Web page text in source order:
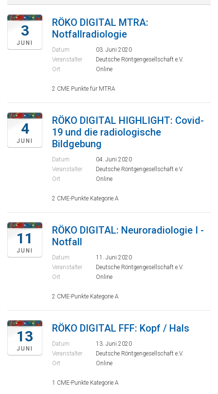
3
JUNI
RÖKO DIGITAL MTRA:
Notfallradiologie
Datum
03. Juni 2020
Veranstalter
Deutsche Röntgengesellschaft e.V.
Ort
Online
2 CME Punkte für MTRA
4
JUNI
RÖKO DIGITAL HIGHLIGHT: Covid-
19 und die radiologische
Bildgebung
Datum
04. Juni 2020
Veranstalter
Deutsche Röntgengesellschaft e.V.
Ort
Online
2 CME-Punkte Kategorie A
11
JUNI
RÖKO DIGITAL: Neuroradiologie I -
Notfall
Datum
11. Juni 2020
Veranstalter
Deutsche Röntgengesellschaft e.V.
Ort
Online
2 CME-Punkte Kategorie A
13
JUNI
RÖKO DIGITAL FFF: Kopf / Hals
Datum
13. Juni 2020
Veranstalter
Deutsche Röntgengesellschaft e.V.
Ort
Online
1 CME-Punkte Kategorie A